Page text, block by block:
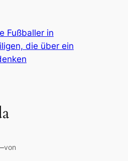
Fußballer in
die über ein
von